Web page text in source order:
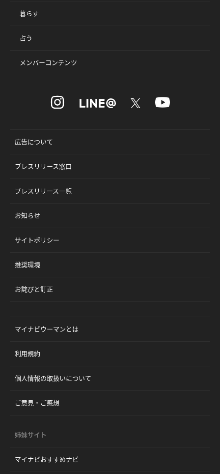
暮らす
占う
メンバーコンテンツ
広告について
プレスリリース窓口
プレスリリース一覧
お知らせ
サイトポリシー
推奨環境
お詫びと訂正
マイナビウーマンとは
利用規約
個人情報の取扱いについて
ご意見・ご感想
姉妹サイト
マイナビおすすめナビ